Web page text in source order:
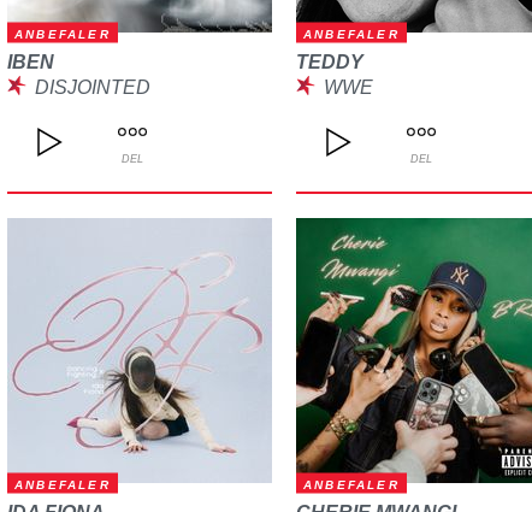
ANBEFALER
IBEN
DISJOINTED
DEL
ANBEFALER
TEDDY
WWE
DEL
ANBEFALER ANBEFALER